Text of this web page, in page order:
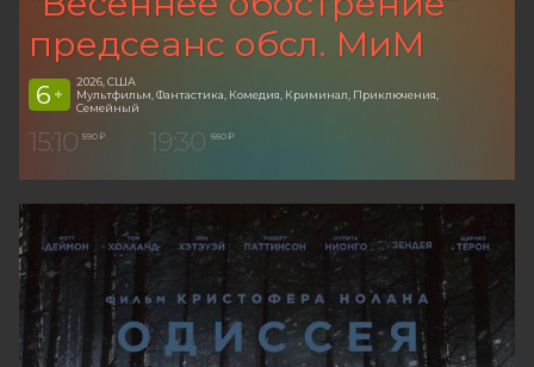
предсеанс обсл. МиМ
6 +
2026, США
Мультфильм, Фантастика, Комедия, Криминал, Приключения,
Семейный
15:10 590 ₽ 19:30 660 ₽